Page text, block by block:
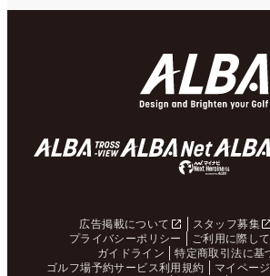
広告掲載について スタッフ募集
プライバシーポリシー
ご利用に際して
ガイドライン
特定商取引法に基
ゴルフ場予約サービス利用規約
マイペー